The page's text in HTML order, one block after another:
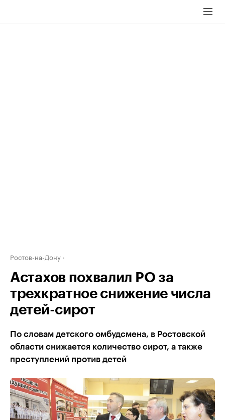
Ростов-на-Дону
Астахов похвалил РО за
трехкратное снижение числа
детей-сирот
По словам детского омбудсмена, в Ростовской
области снижается количество сирот, а также
преступлений против детей